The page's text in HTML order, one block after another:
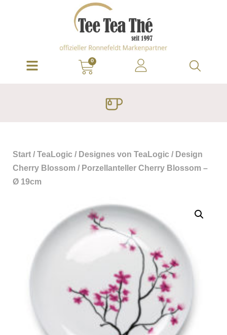
0
Start / TeaLogic / Designes von TeaLogic / Design
Cherry Blossom / Porzellanteller Cherry Blossom –
Ø 19cm